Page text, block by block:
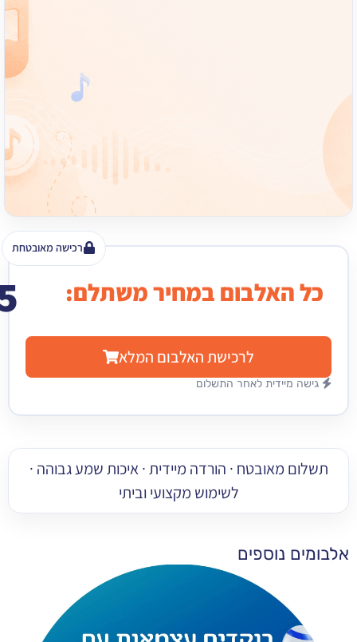
רכישה מאובטחת
האלבום במחיר משתלם: ₪ 15
לרכישת האלבום המלא
מיידית לאחר התשלום
מאובטח · הורדה מיידית · איכות שמע גבוהה ·
לשימוש מקצועי וביתי
נוספים